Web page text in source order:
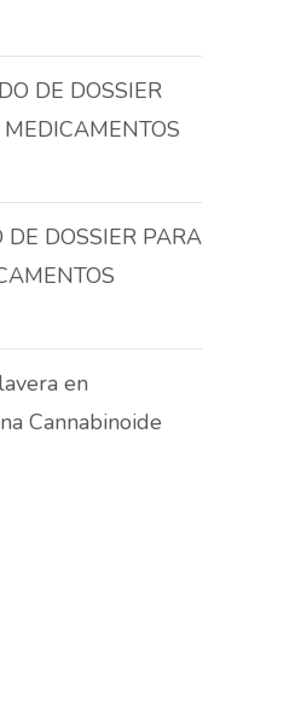
DE DOSSIER
DOSSIER PARA
en
Cannabinoide